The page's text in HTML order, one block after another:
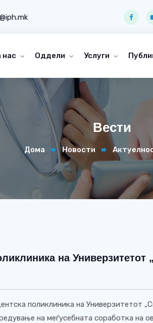
нас Оддели Услуги
Вести
Дома Новости
на Универзитетот
поликлиника на Универзитетот
на меѓусебната соработка на